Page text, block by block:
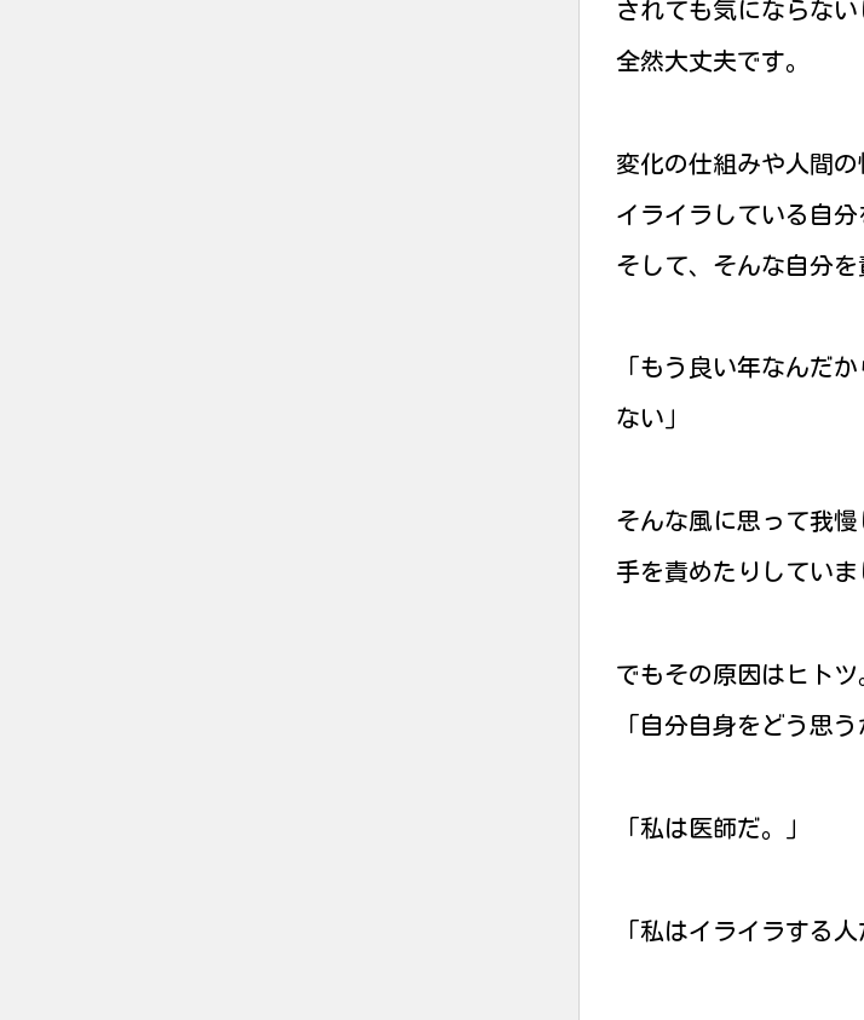
されても気にならな
全然大丈夫です。
変化の仕組みや人間
イライラしている自分
そして、そんな自分を
「もう良い年なんだ
ない」
そんな風に思って我
手を責めたりしていま
でもその原因はヒトツ
「自分自身をどう思
「私は医師だ。」
「私はイライラする人